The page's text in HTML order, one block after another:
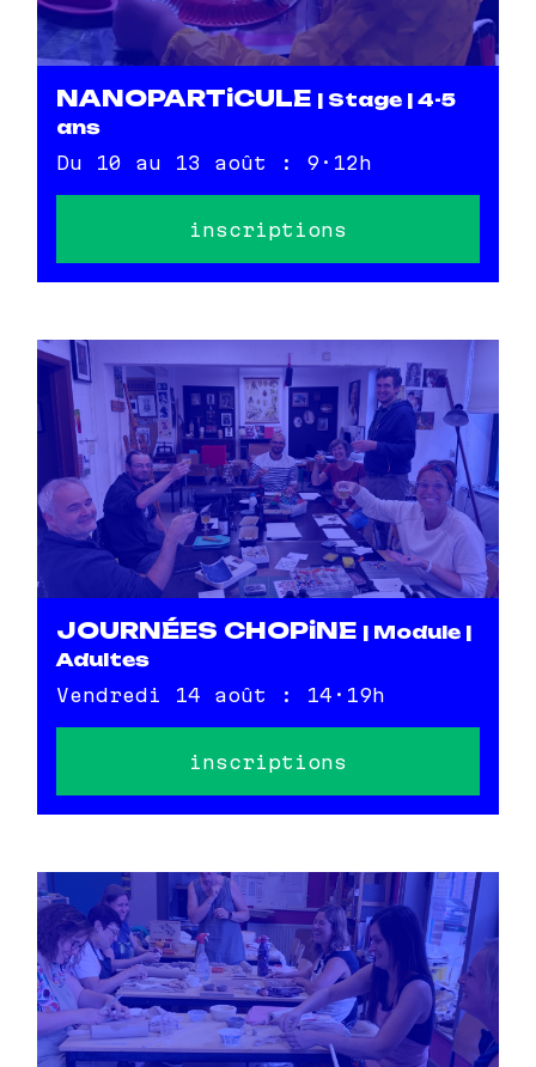
NANOPARTiCULE | Stage | 4-5
ans
Du 10 au 13 août : 9·12h
inscriptions
JOURNÉES CHOPiNE | Module |
Adultes
Vendredi 14 août : 14·19h
inscriptions